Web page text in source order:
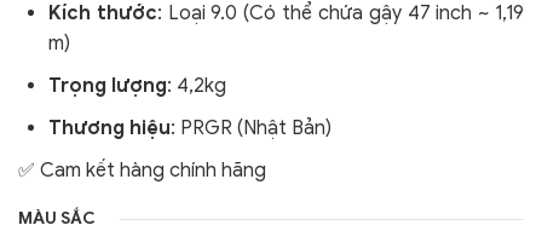
Kích thước: Loại 9.0 (Có thể chứa gậy 47 inch ~ 1,19
m)
Trọng lượng: 4,2kg
Thương hiệu: PRGR (Nhật Bản)
✅ Cam kết hàng chính hãng
MÀU SẮC